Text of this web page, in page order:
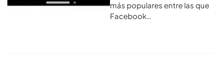
más populares entre las que
Facebook…